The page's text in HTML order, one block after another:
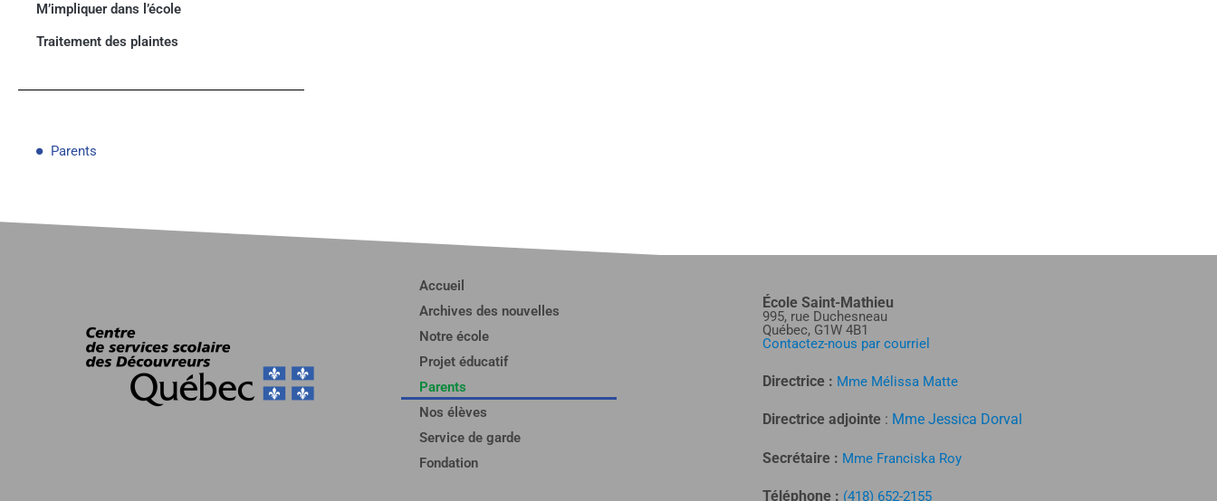
M’impliquer dans l’école
Traitement des plaintes
Parents
Accueil
Archives des nouvelles
Notre école
Projet éducatif
Parents
Nos élèves
Service de garde
Fondation
École Saint-Mathieu
995, rue Duchesneau
Québec, G1W 4B1
Contactez-nous par courriel
Directrice : Mme Mélissa Matte
Directrice adjointe : Mme Jessica Dorval
Secrétaire : Mme Franciska Roy
Téléphone : (418) 652-2155